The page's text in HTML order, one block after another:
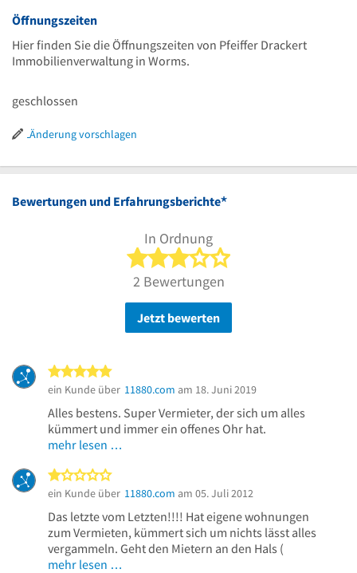
Öffnungszeiten
Hier finden Sie die Öffnungszeiten von Pfeiffer Drackert
Immobilienverwaltung in Worms.
geschlossen
Änderung vorschlagen
Bewertungen und Erfahrungsberichte*
In Ordnung
3 von 5 Sternen
2 Bewertungen
Jetzt bewerten
ein Kunde über 11880.com am 18. Juni 2019
Alles bestens. Super Vermieter, der sich um alles
kümmert und immer ein offenes Ohr hat.
mehr lesen …
ein Kunde über 11880.com am 05. Juli 2012
Das letzte vom Letzten!!!! Hat eigene wohnungen
zum Vermieten, kümmert sich um nichts lässt alles
vergammeln. Geht den Mietern an den Hals (
mehr lesen …